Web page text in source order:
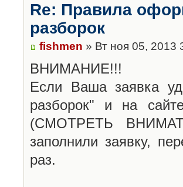
Re: Правила
разборок
fishmen » Вт ноя 05, 2013
ВНИМАНИЕ!!!
Если Ваша заявка
разборок" и на
(СМОТРЕТЬ
заполнили заявку,
раз.